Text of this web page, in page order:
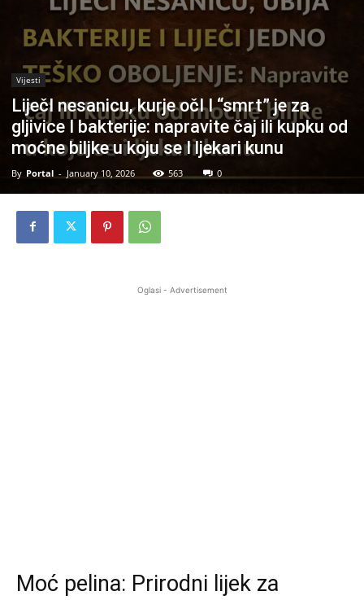
Vijesti
LiječI nesanicu, kurje očI I “smrt” je za
gljivice I bakterije: napravite čaj ili kupku od
moćne biljke u koju se I ljekari kunu
By Portal - January 10, 2026 563 0
Oglasi - Advertisement
Moć pelina: Prirodni lijek za